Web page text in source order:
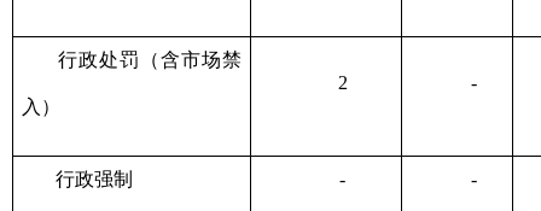
行政处罚（含市场禁
入）
2 -
行政强制 - -